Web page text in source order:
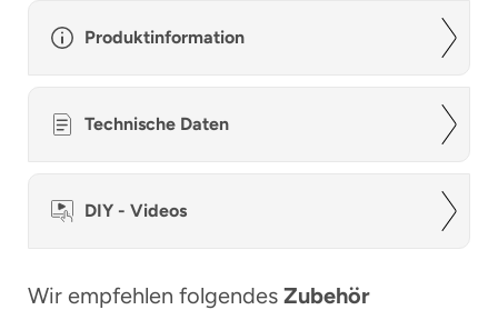
Produktinformation
Technische Daten
DIY - Videos
Wir empfehlen folgendes Zubehör